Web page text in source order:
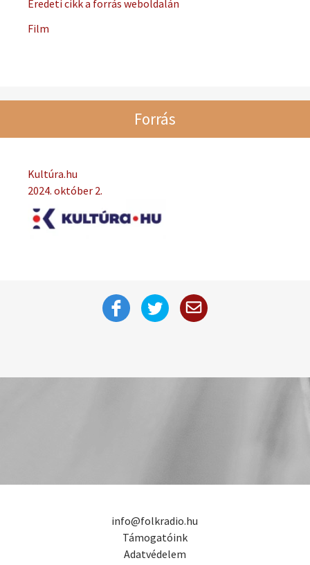
Eredeti cikk a forrás weboldalán
Film
Forrás
Kultúra.hu
2024. október 2.
info@folkradio.hu
Támogatóink
Adatvédelem